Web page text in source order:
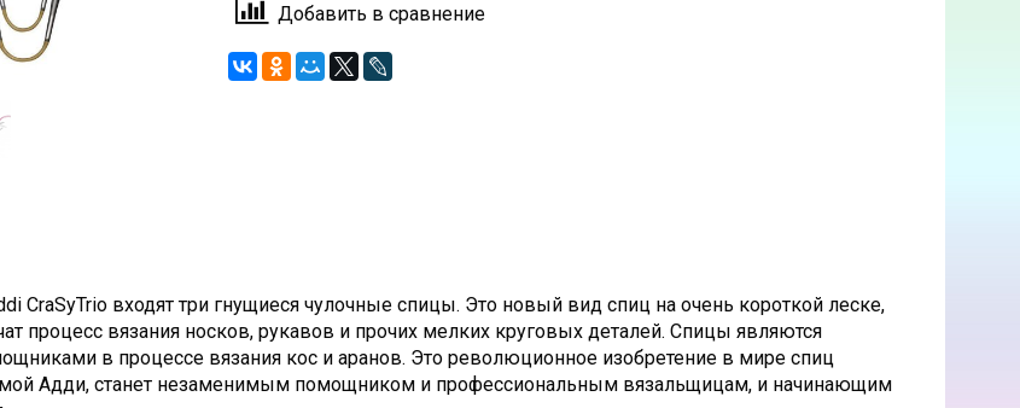
Добавить в сравнение
CraSyTrio входят три гнущиеся чулочные спицы. Это новый вид спиц на очень короткой леске,
процесс вязания носков, рукавов и прочих мелких круговых деталей. Спицы являются
в процессе вязания кос и аранов. Это революционное изобретение в мире спиц
Адди, станет незаменимым помощником и профессиональным вязальщицам, и начинающим